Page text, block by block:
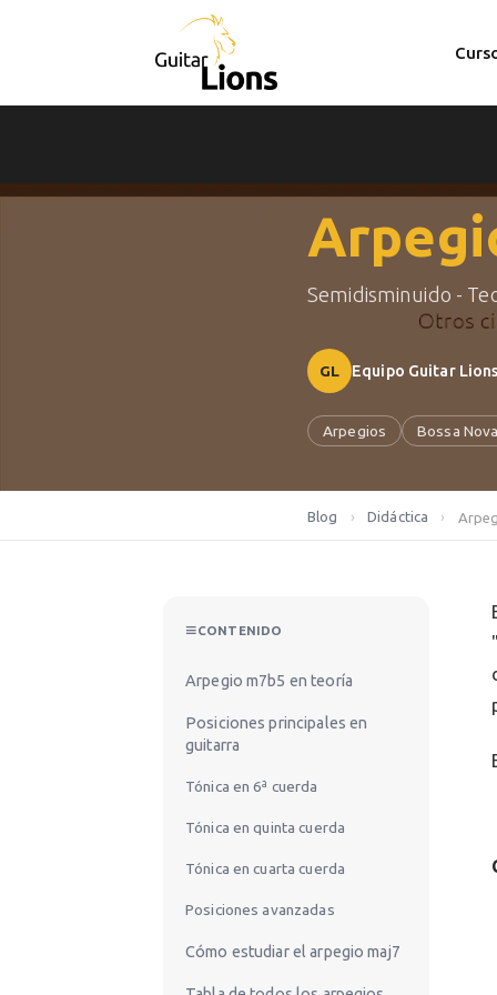
Semidisminuido -
GL Equipo Guitar
Arpegios Bossa
Blog › Didáctica ›
CONTENIDO
Arpegio m7b5 en teoría
Posiciones principales en
guitarra
Tónica en 6ª cuerda
Tónica en quinta cuerda
Tónica en cuarta cuerda
Posiciones avanzadas
Cómo estudiar el arpegio maj7